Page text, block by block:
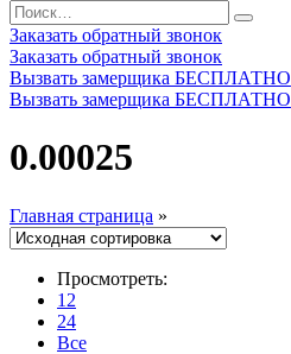
Заказать обратный звонок
Заказать обратный звонок
Вызвать замерщика БЕСПЛАТНО
Вызвать замерщика БЕСПЛАТНО
0.00025
Главная страница »
Просмотреть:
12
24
Все